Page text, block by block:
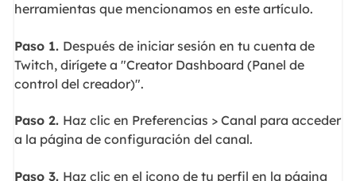
herramientas que mencionamos en este artículo.
Paso 1. Después de iniciar sesión en tu cuenta de
Twitch, dirígete a "Creator Dashboard (Panel de
control del creador)".
Paso 2. Haz clic en Preferencias > Canal para acceder
a la página de configuración del canal.
Paso 3. Haz clic en el icono de tu perfil en la página